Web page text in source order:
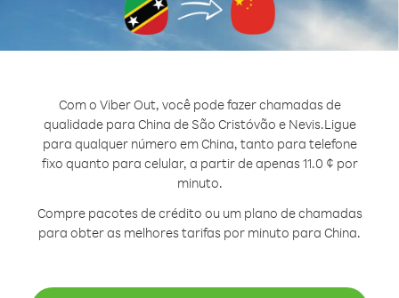
Com o Viber Out, você pode fazer chamadas de
qualidade para China de São Cristóvão e Nevis.Ligue
para qualquer número em China, tanto para telefone
fixo quanto para celular, a partir de apenas 11.0 ¢ por
minuto.
Compre pacotes de crédito ou um plano de chamadas
para obter as melhores tarifas por minuto para China.